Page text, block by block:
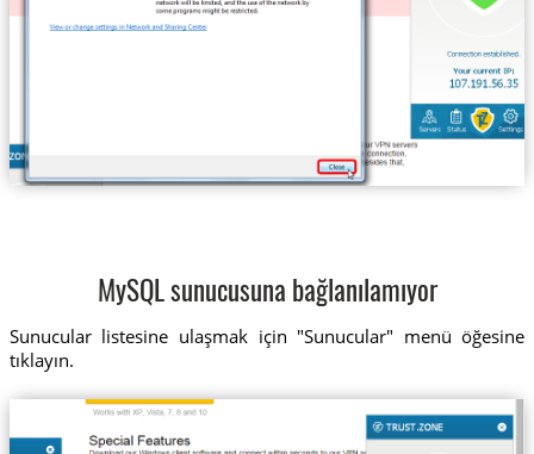
MySQL sunucusuna bağlanılamıyor
Sunucular listesine ulaşmak için "Sunucular" menü öğesine
tıklayın.